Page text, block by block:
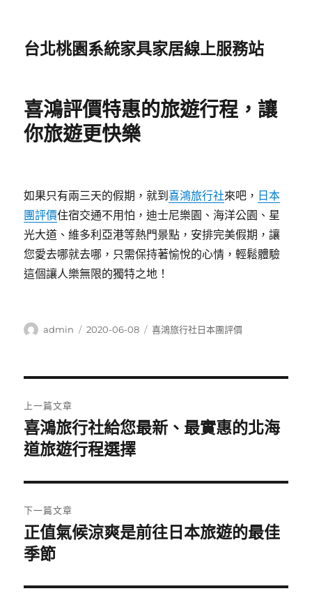
台北桃園系統家具家居線上服務站
喜鴻評價特惠的旅遊行程，讓
你旅遊更快樂
如果只有兩三天的假期，就到喜鴻旅行社來吧， 日本
團評價住宿交通不用怕，迪士尼樂園、海洋公園、星
光大道、維多利亞港等熱門景點，安排完美假期，讓
您愛去哪就去哪，只需保持著愉悅的心情，輕鬆體驗
這個讓人樂無限的獨特之地！
作
admin
發
2020-06-08
分
喜鴻旅行社日本團評價
章
導
覽
上一篇文章
上
一
文
章:
喜鴻旅行社給您最新、最實惠的北海
道旅遊行程選擇
下一篇文章
下
一
文
正值氣候涼爽是前往日本旅遊的最佳
季節